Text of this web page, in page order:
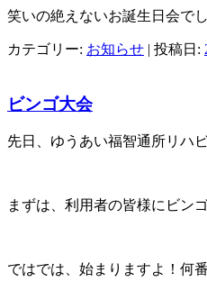
笑いの絶えないお誕生日会でし
カテゴリー: お知らせ | 投稿日:
ビンゴ大会
先日、ゆうあい福智通所リハ
まずは、利用者の皆様にビン
ではでは、始まりますよ！何